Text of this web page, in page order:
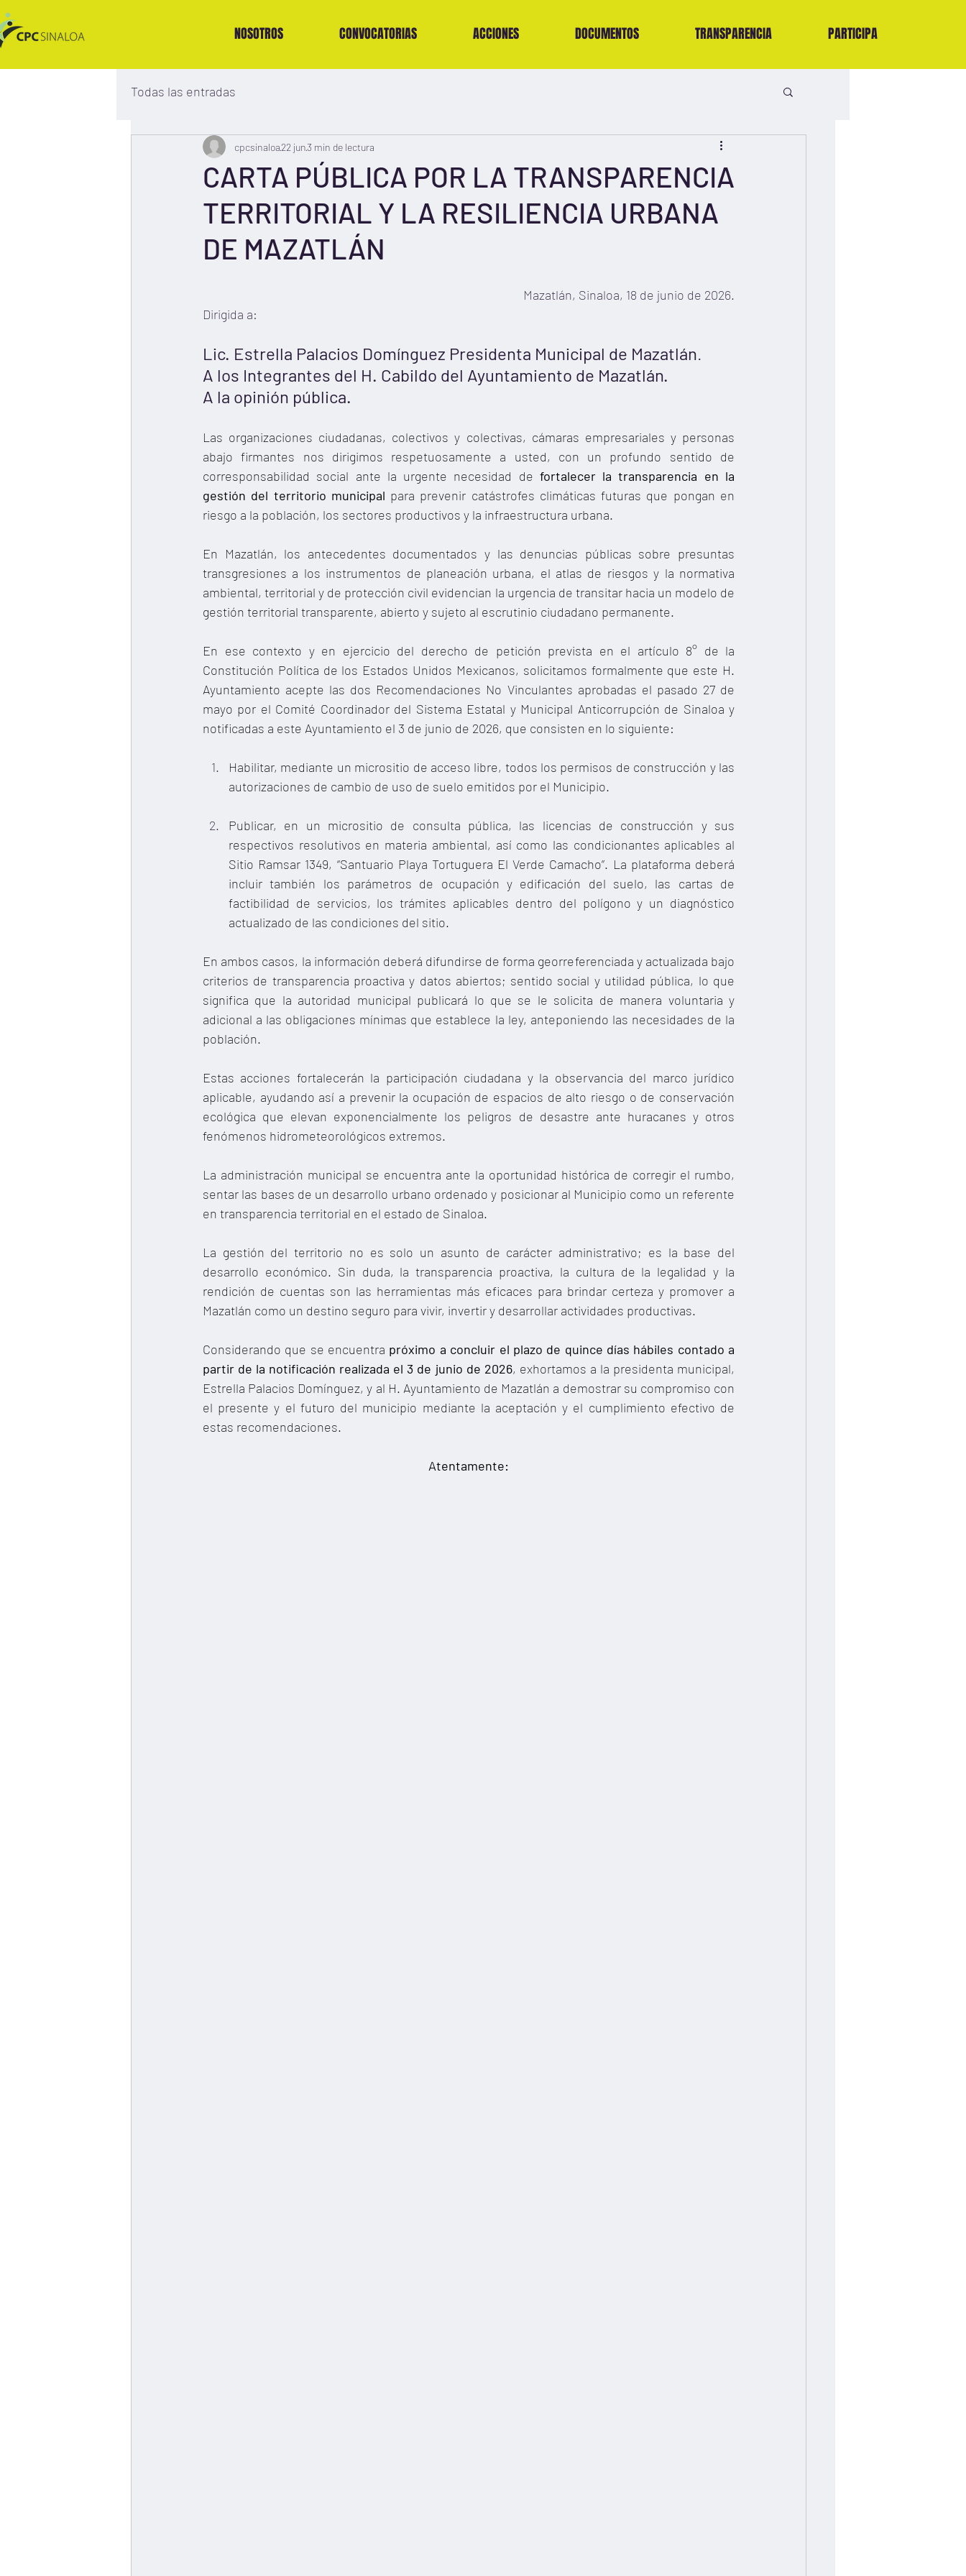
NOSOTROS CONVOCATORIAS ACCIONES DOCUMENTOS TRANSPARENCIA PARTICIPA
Todas las entradas
CARTA PÚBLICA POR LA TRANSPARENCIA
TERRITORIAL Y LA RESILIENCIA URBANA
DE MAZATLÁN
cpcsinaloa22 jun3 min de lectura
Mazatlán, Sinaloa, 18 de junio de 2026.
Dirigida a:
Lic. Estrella Palacios Domínguez Presidenta Municipal de Mazatlán.
A los Integrantes del H. Cabildo del Ayuntamiento de Mazatlán.
A la opinión pública.
Las organizaciones ciudadanas, colectivos y colectivas, cámaras empresariales y personas
abajo firmantes nos dirigimos respetuosamente a usted, con un profundo sentido de
corresponsabilidad social ante la urgente necesidad de fortalecer la transparencia en la
gestión del territorio municipal para prevenir catástrofes climáticas futuras que pongan en
riesgo a la población, los sectores productivos y la infraestructura urbana.
En Mazatlán, los antecedentes documentados y las denuncias públicas sobre presuntas
transgresiones a los instrumentos de planeación urbana, el atlas de riesgos y la normativa
ambiental, territorial y de protección civil evidencian la urgencia de transitar hacia un modelo de
gestión territorial transparente, abierto y sujeto al escrutinio ciudadano permanente.
En ese contexto y en ejercicio del derecho de petición prevista en el artículo 8° de la
Constitución Política de los Estados Unidos Mexicanos, solicitamos formalmente que este H.
Ayuntamiento acepte las dos Recomendaciones No Vinculantes aprobadas el pasado 27 de
mayo por el Comité Coordinador del Sistema Estatal y Municipal Anticorrupción de Sinaloa y
notificadas a este Ayuntamiento el 3 de junio de 2026, que consisten en lo siguiente:
Habilitar, mediante un micrositio de acceso libre, todos los permisos de construcción y las
autorizaciones de cambio de uso de suelo emitidos por el Municipio.
Publicar, en un micrositio de consulta pública, las licencias de construcción y sus
respectivos resolutivos en materia ambiental, así como las condicionantes aplicables al
Sitio Ramsar 1349, “Santuario Playa Tortuguera El Verde Camacho”. La plataforma deberá
incluir también los parámetros de ocupación y edificación del suelo, las cartas de
factibilidad de servicios, los trámites aplicables dentro del polígono y un diagnóstico
actualizado de las condiciones del sitio.
En ambos casos, la información deberá difundirse de forma georreferenciada y actualizada bajo
criterios de transparencia proactiva y datos abiertos; sentido social y utilidad pública, lo que
significa que la autoridad municipal publicará lo que se le solicita de manera voluntaria y
adicional a las obligaciones mínimas que establece la ley, anteponiendo las necesidades de la
población.
Estas acciones fortalecerán la participación ciudadana y la observancia del marco jurídico
aplicable, ayudando así a prevenir la ocupación de espacios de alto riesgo o de conservación
ecológica que elevan exponencialmente los peligros de desastre ante huracanes y otros
fenómenos hidrometeorológicos extremos.
La administración municipal se encuentra ante la oportunidad histórica de corregir el rumbo,
sentar las bases de un desarrollo urbano ordenado y posicionar al Municipio como un referente
en transparencia territorial en el estado de Sinaloa.
La gestión del territorio no es solo un asunto de carácter administrativo; es la base del
desarrollo económico. Sin duda, la transparencia proactiva, la cultura de la legalidad y la
rendición de cuentas son las herramientas más eficaces para brindar certeza y promover a
Mazatlán como un destino seguro para vivir, invertir y desarrollar actividades productivas.
Considerando que se encuentra próximo a concluir el plazo de quince días hábiles contado a
partir de la notificación realizada el 3 de junio de 2026, exhortamos a la presidenta municipal,
Estrella Palacios Domínguez, y al H. Ayuntamiento de Mazatlán a demostrar su compromiso con
el presente y el futuro del municipio mediante la aceptación y el cumplimiento efectivo de
estas recomendaciones.
Atentamente: